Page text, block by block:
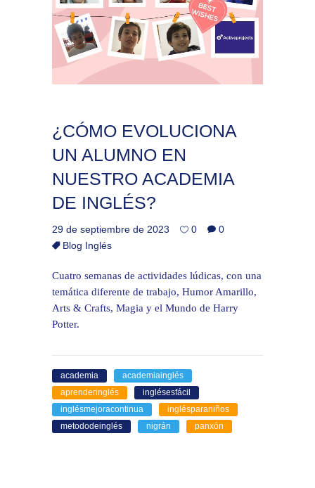
¿CÓMO EVOLUCIONA
UN ALUMNO EN
NUESTRO ACADEMIA
DE INGLÉS?
29 de septiembre de 2023 0
0
Blog Inglés
Cuatro semanas de actividades lúdicas, con una
temática diferente de trabajo, Humor Amarillo,
Arts & Crafts, Magia y el Mundo de Harry
Potter.
academia
academiainglés
aprenderinglés
inglésesfácil
inglésmejoracontinua
inglésparaniños
metododeinglés
nigrán panxón